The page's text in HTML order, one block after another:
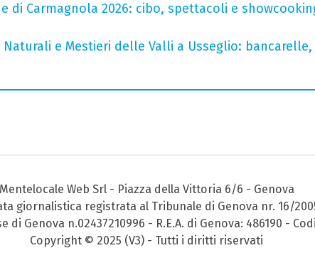
di Carmagnola 2026: cibo, spettacoli e
e Mestieri delle Valli a Usseglio:
Mentelocale Web Srl - Piazza della Vittoria 6/6 - Genova
giornalistica registrata al Tribunale di Genova nr. 16/
Genova n.02437210996 - R.E.A. di Genova: 486190 -
Copyright © 2025 (V3) - Tutti i diritti riservati